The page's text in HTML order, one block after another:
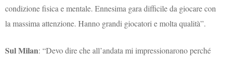
condizione fisica e mentale. Ennesima gara difficile da giocare con
la massima attenzione. Hanno grandi giocatori e molta qualità”.
Sul Milan: “Devo dire che all’andata mi impressionarono perché